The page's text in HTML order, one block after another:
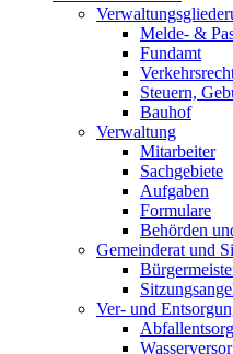
Melde- &
Fundamt
Steuern,
Bauhof
Verwaltung
Mitarbeiter
Sachgebiete
Aufgaben
Formulare
Behörden
Gemeinderat und
Ver- und